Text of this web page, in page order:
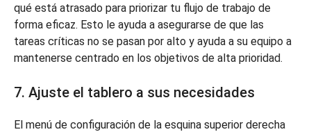
qué está atrasado para priorizar tu flujo de trabajo de
forma eficaz. Esto le ayuda a asegurarse de que las
tareas críticas no se pasan por alto y ayuda a su equipo a
mantenerse centrado en los objetivos de alta prioridad.
7. Ajuste el tablero a sus necesidades
El menú de configuración de la esquina superior derecha